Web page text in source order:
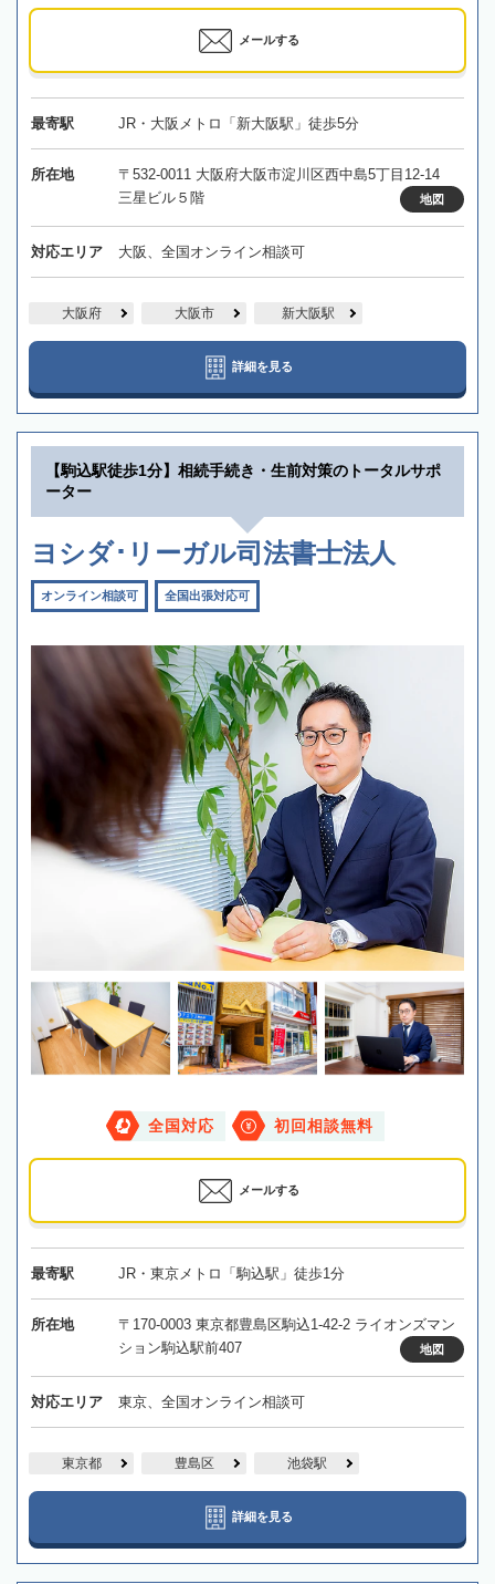
メールする
最寄駅 JR・大阪メトロ「新大阪駅」徒歩5分
所在地
〒532-0011 大阪府大阪市淀川区西中島5丁目12-14
三星ビル５階
地図
対応エリア 大阪、全国オンライン相談可
大阪府 大阪市 新大阪駅
詳細を見る
【駒込駅徒歩1分】相続手続き・生前対策のトータルサポ
ーター
ヨシダ･リーガル司法書士法人
オンライン相談可 全国出張対応可
全国対応 初回相談無料
メールする
最寄駅 JR・東京メトロ「駒込駅」徒歩1分
所在地
〒170-0003 東京都豊島区駒込1-42-2 ライオンズマン
ション駒込駅前407
地図
対応エリア 東京、全国オンライン相談可
東京都 豊島区 池袋駅
詳細を見る